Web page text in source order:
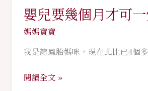
嬰兒要幾個月才可
媽媽寶寶
我是龍鳳胎媽咪，現在北比已4個
嬰
兒
幾
月
閱讀全文 »